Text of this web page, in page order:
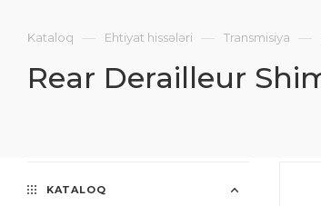
Kataloq — Ehtiyat hissələri — Transmisiya —
Rear Derailleur
KATALOQ